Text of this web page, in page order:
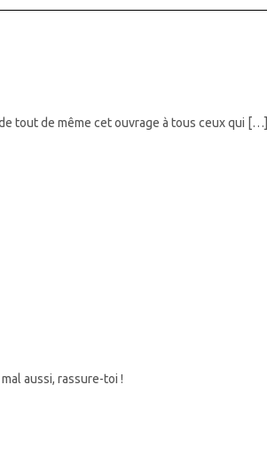
tout de même cet ouvrage à tous ceux qui […]
aussi, rassure-toi !